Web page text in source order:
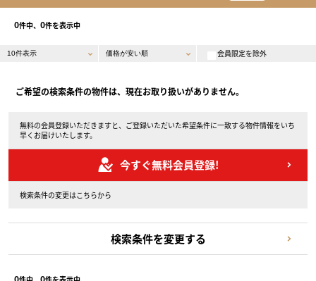
0件中、 0件を表示中
会員限定を除外
ご希望の検索条件の物件は、現在お取り扱いがありません。
無料の会員登録いただきますと、ご登録いただいた希望条件に一致する物件情報をいち
早くお届けいたします。
今すぐ無料会員登録!
検索条件の変更はこちらから
検索条件を変更する
0 0